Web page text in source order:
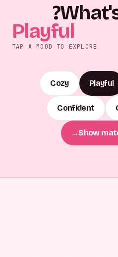
Playful
TAP A MOOD TO EXPLORE
Playful
Cozy
Confident
Show
→